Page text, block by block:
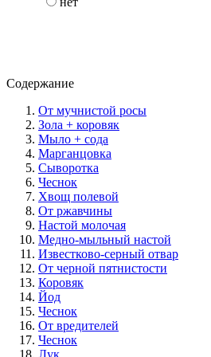
Содержание
От мучнистой росы
Зола + коровяк
Мыло + сода
Марганцовка
Сыворотка
Чеснок
Хвощ полевой
От ржавчины
Настой молочая
Медно-мыльный настой
Известково-серный отвар
От черной пятнистости
Коровяк
Йод
Чеснок
От вредителей
Чеснок
Лук